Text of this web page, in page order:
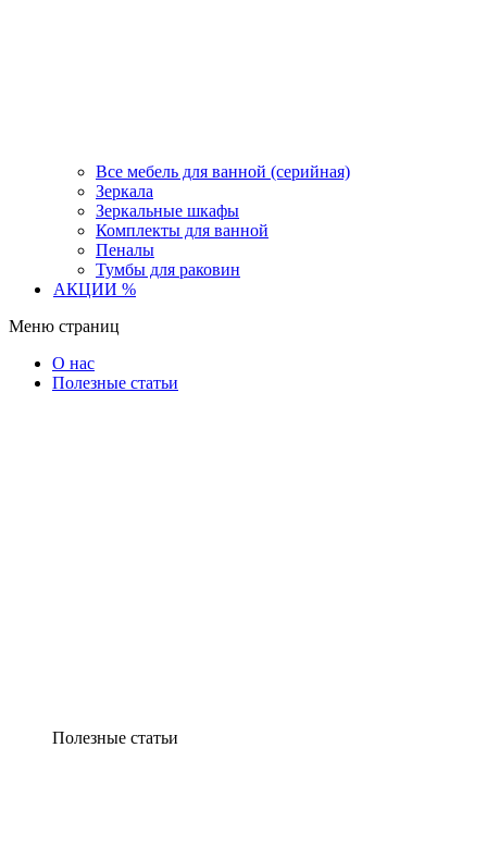
Все мебель для ванной (серийная)
Зеркала
Зеркальные шкафы
Комплекты для ванной
Пеналы
Тумбы для раковин
АКЦИИ %
Меню страниц
О нас
Полезные статьи
Полезные статьи